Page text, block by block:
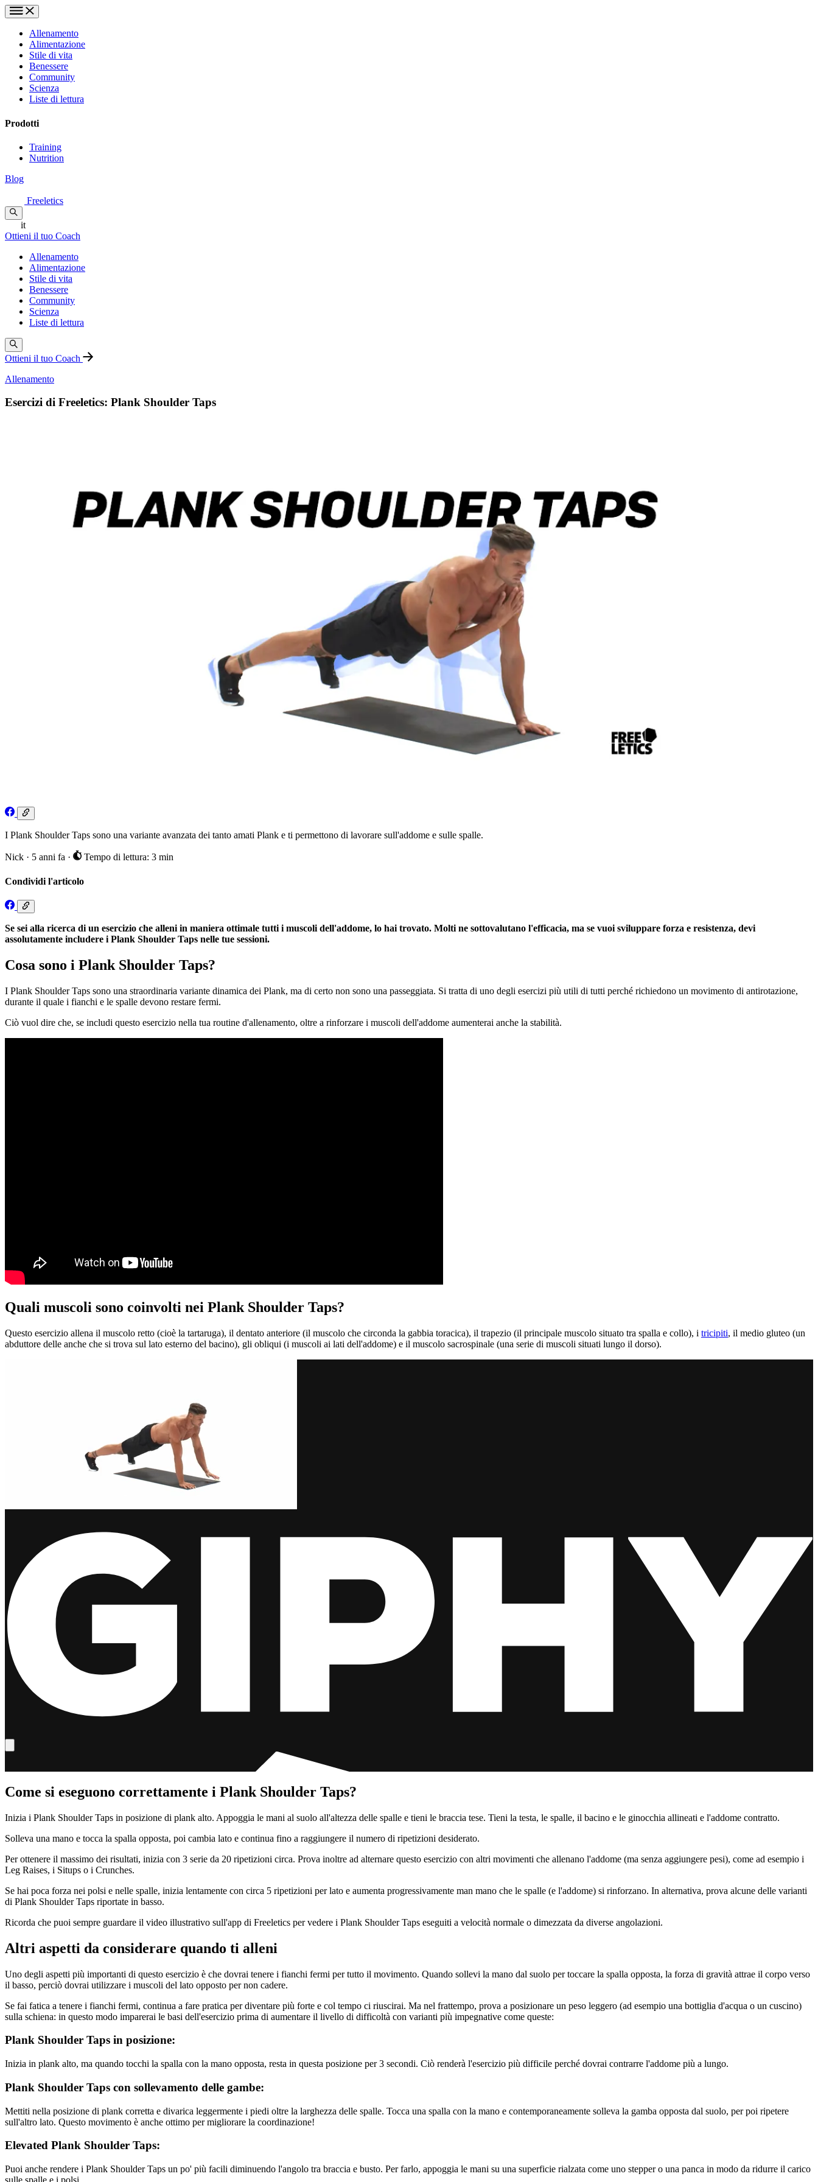
Allenamento
Alimentazione
Stile di vita
Benessere
Community
Scienza
Liste di lettura
Prodotti
Training
Nutrition
Blog
Freeletics
it
Ottieni il tuo Coach
Allenamento
Alimentazione
Stile di vita
Benessere
Community
Scienza
Liste di lettura
Ottieni il tuo Coach
Allenamento
Esercizi di Freeletics: Plank Shoulder Taps
I Plank Shoulder Taps sono una variante avanzata dei tanto amati Plank e ti permettono di lavorare sull'addome e sulle spalle.
Nick · 5 anni fa · Tempo di lettura: 3 min
Condividi l'articolo
Se sei alla ricerca di un esercizio che alleni in maniera ottimale tutti i muscoli dell'addome, lo hai trovato. Molti ne sottovalutano l'efficacia, ma se vuoi sviluppare forza e resistenza, devi
assolutamente includere i Plank Shoulder Taps nelle tue sessioni.
Cosa sono i Plank Shoulder Taps?
I Plank Shoulder Taps sono una straordinaria variante dinamica dei Plank, ma di certo non sono una passeggiata. Si tratta di uno degli esercizi più utili di tutti perché richiedono un movimento di antirotazione,
durante il quale i fianchi e le spalle devono restare fermi.
Ciò vuol dire che, se includi questo esercizio nella tua routine d'allenamento, oltre a rinforzare i muscoli dell'addome aumenterai anche la stabilità.
Quali muscoli sono coinvolti nei Plank Shoulder Taps?
Questo esercizio allena il muscolo retto (cioè la tartaruga), il dentato anteriore (il muscolo che circonda la gabbia toracica), il trapezio (il principale muscolo situato tra spalla e collo), i tricipiti, il medio gluteo (un
abduttore delle anche che si trova sul lato esterno del bacino), gli obliqui (i muscoli ai lati dell'addome) e il muscolo sacrospinale (una serie di muscoli situati lungo il dorso).
Come si eseguono correttamente i Plank Shoulder Taps?
Inizia i Plank Shoulder Taps in posizione di plank alto. Appoggia le mani al suolo all'altezza delle spalle e tieni le braccia tese. Tieni la testa, le spalle, il bacino e le ginocchia allineati e l'addome contratto.
Solleva una mano e tocca la spalla opposta, poi cambia lato e continua fino a raggiungere il numero di ripetizioni desiderato.
Per ottenere il massimo dei risultati, inizia con 3 serie da 20 ripetizioni circa. Prova inoltre ad alternare questo esercizio con altri movimenti che allenano l'addome (ma senza aggiungere pesi), come ad esempio i
Leg Raises, i Situps o i Crunches.
Se hai poca forza nei polsi e nelle spalle, inizia lentamente con circa 5 ripetizioni per lato e aumenta progressivamente man mano che le spalle (e l'addome) si rinforzano. In alternativa, prova alcune delle varianti
di Plank Shoulder Taps riportate in basso.
Ricorda che puoi sempre guardare il video illustrativo sull'app di Freeletics per vedere i Plank Shoulder Taps eseguiti a velocità normale o dimezzata da diverse angolazioni.
Altri aspetti da considerare quando ti alleni
Uno degli aspetti più importanti di questo esercizio è che dovrai tenere i fianchi fermi per tutto il movimento. Quando sollevi la mano dal suolo per toccare la spalla opposta, la forza di gravità attrae il corpo verso
il basso, perciò dovrai utilizzare i muscoli del lato opposto per non cadere.
Se fai fatica a tenere i fianchi fermi, continua a fare pratica per diventare più forte e col tempo ci riuscirai. Ma nel frattempo, prova a posizionare un peso leggero (ad esempio una bottiglia d'acqua o un cuscino)
sulla schiena: in questo modo imparerai le basi dell'esercizio prima di aumentare il livello di difficoltà con varianti più impegnative come queste:
Plank Shoulder Taps in posizione:
Inizia in plank alto, ma quando tocchi la spalla con la mano opposta, resta in questa posizione per 3 secondi. Ciò renderà l'esercizio più difficile perché dovrai contrarre l'addome più a lungo.
Plank Shoulder Taps con sollevamento delle gambe:
Mettiti nella posizione di plank corretta e divarica leggermente i piedi oltre la larghezza delle spalle. Tocca una spalla con la mano e contemporaneamente solleva la gamba opposta dal suolo, per poi ripetere
sull'altro lato. Questo movimento è anche ottimo per migliorare la coordinazione!
Elevated Plank Shoulder Taps:
Puoi anche rendere i Plank Shoulder Taps un po' più facili diminuendo l'angolo tra braccia e busto. Per farlo, appoggia le mani su una superficie rialzata come uno stepper o una panca in modo da ridurre il carico
sulle spalle e i polsi.